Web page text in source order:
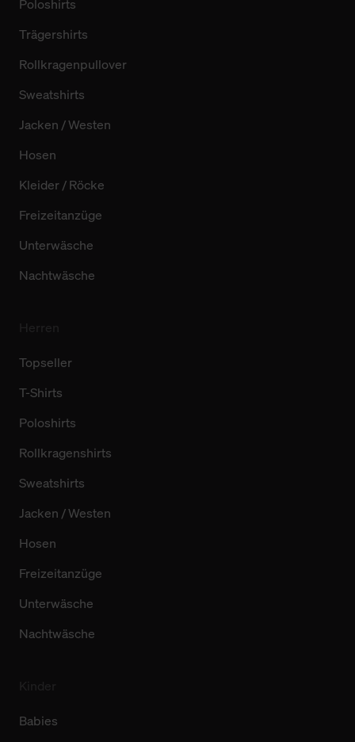
Poloshirts
Trägershirts
Rollkragenpullover
Sweatshirts
Jacken / Westen
Hosen
Kleider / Röcke
Freizeitanzüge
Unterwäsche
Nachtwäsche
Topseller
T-Shirts
Poloshirts
Rollkragenshirts
Sweatshirts
Jacken / Westen
Hosen
Freizeitanzüge
Unterwäsche
Nachtwäsche
Babies